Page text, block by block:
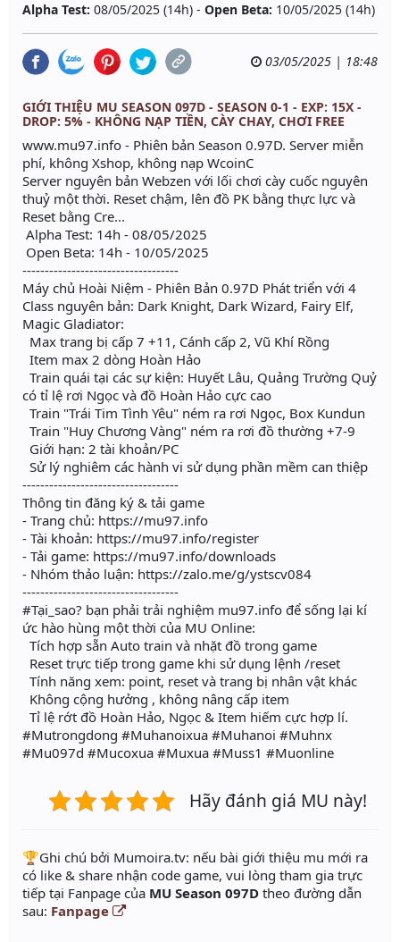
Alpha Test: 08/05/2025 (14h) - Open Beta: 10/05/2025 (14h)
03/05/2025 | 18:48
GIỚI THIỆU MU SEASON 097D - SEASON 0-1 - EXP: 15X -
DROP: 5% - KHÔNG NẠP TIỀN, CÀY CHAY, CHƠI FREE
www.mu97.info - Phiên bản Season 0.97D. Server miễn
phí, không Xshop, không nạp WcoinC
Server nguyên bản Webzen với lối chơi cày cuốc nguyên
thuỷ một thời. Reset chậm, lên đồ PK bằng thực lực và
Reset bằng Cre...
Alpha Test: 14h - 08/05/2025
Open Beta: 14h - 10/05/2025
-----------------------------------
Máy chủ Hoài Niệm - Phiên Bản 0.97D Phát triển với 4
Class nguyên bản: Dark Knight, Dark Wizard, Fairy Elf,
Magic Gladiator:
Max trang bị cấp 7 +11, Cánh cấp 2, Vũ Khí Rồng
Item max 2 dòng Hoàn Hảo
Train quái tại các sự kiện: Huyết Lâu, Quảng Trường Quỷ
có tỉ lệ rơi Ngọc và đồ Hoàn Hảo cực cao
Train "Trái Tim Tình Yêu" ném ra rơi Ngọc, Box Kundun
Train "Huy Chương Vàng" ném ra rơi đồ thường +7-9
Giới hạn: 2 tài khoản/PC
Sử lý nghiêm các hành vi sử dụng phần mềm can thiệp
-----------------------------------
Thông tin đăng ký & tải game
- Trang chủ: https://mu97.info
- Tài khoản: https://mu97.info/register
- Tải game: https://mu97.info/downloads
- Nhóm thảo luận: https://zalo.me/g/ystscv084
-----------------------------------
#Tại_sao? bạn phải trải nghiệm mu97.info để sống lại kí
ức hào hùng một thời của MU Online:
Tích hợp sẵn Auto train và nhặt đồ trong game
Reset trực tiếp trong game khi sử dụng lệnh /reset
Tính năng xem: point, reset và trang bị nhân vật khác
Không cộng hưởng , không nâng cấp item
Tỉ lệ rớt đồ Hoàn Hảo, Ngọc & Item hiếm cực hợp lí.
#Mutrongdong #Muhanoixua #Muhanoi #Muhnx
#Mu097d #Mucoxua #Muxua #Muss1 #Muonline
Hãy đánh giá MU này!
️🏆Ghi chú bởi Mumoira.tv: nếu bài giới thiệu mu mới ra
có like & share nhận code game, vui lòng tham gia trực
tiếp tại Fanpage của MU Season 097D theo đường dẫn
sau: Fanpage